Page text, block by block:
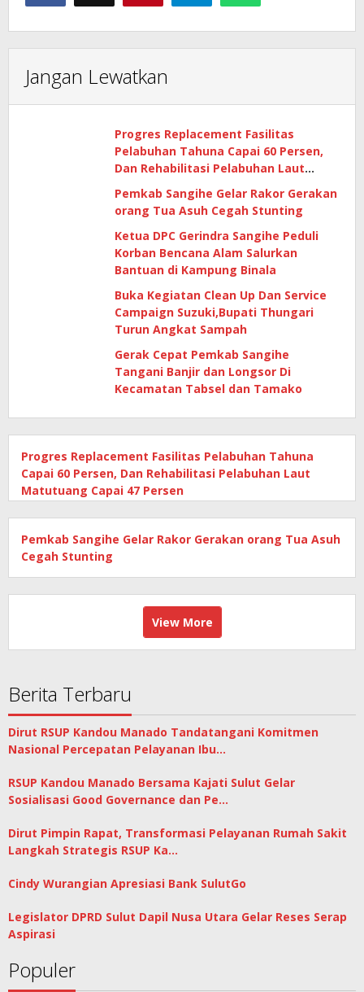
Jangan Lewatkan
Progres Replacement Fasilitas
Pelabuhan Tahuna Capai 60 Persen,
Dan Rehabilitasi Pelabuhan Laut
Pemkab Sangihe Gelar Rakor Gerakan
orang Tua Asuh Cegah Stunting
Ketua DPC Gerindra Sangihe Peduli
Korban Bencana Alam Salurkan
Bantuan di Kampung Binala
Buka Kegiatan Clean Up Dan Service
Campaign Suzuki,Bupati Thungari
Turun Angkat Sampah
Gerak Cepat Pemkab Sangihe
Tangani Banjir dan Longsor Di
Kecamatan Tabsel dan Tamako
Progres Replacement Fasilitas Pelabuhan Tahuna
Capai 60 Persen, Dan Rehabilitasi Pelabuhan Laut
Matutuang Capai 47 Persen
Pemkab Sangihe Gelar Rakor Gerakan orang Tua Asuh
Cegah Stunting
View More
Berita Terbaru
Dirut RSUP Kandou Manado Tandatangani Komitmen
Nasional Percepatan Pelayanan Ibu…
RSUP Kandou Manado Bersama Kajati Sulut Gelar
Sosialisasi Good Governance dan Pe…
Dirut Pimpin Rapat, Transformasi Pelayanan Rumah Sakit
Langkah Strategis RSUP Ka…
Cindy Wurangian Apresiasi Bank SulutGo
Legislator DPRD Sulut Dapil Nusa Utara Gelar Reses Serap
Aspirasi
Populer